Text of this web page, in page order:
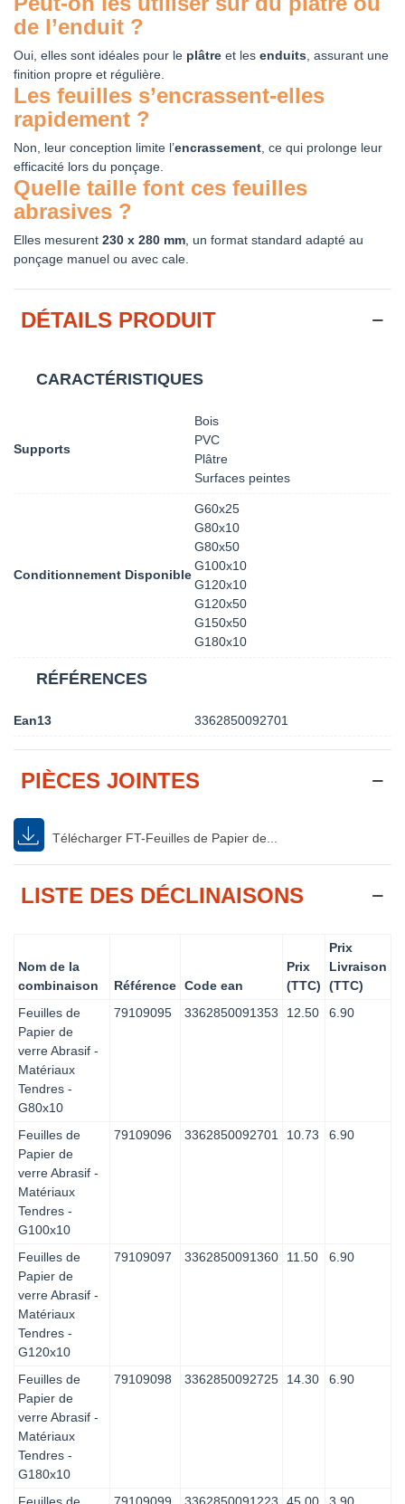
de l’enduit ?
Oui, elles sont idéales pour le plâtre et les enduits , assurant une
finition propre et régulière.
Les feuilles s’encrassent-elles
rapidement ?
Non, leur conception limite l’encrassement , ce qui prolonge leur
efficacité lors du ponçage.
Quelle taille font ces feuilles
abrasives ?
Elles mesurent 230 x 280 mm , un format standard adapté au
ponçage manuel ou avec cale.
DÉTAILS PRODUIT
CARACTÉRISTIQUES
Supports
Bois
PVC
Plâtre
Surfaces peintes
Conditionnement Disponible
G60x25
G80x10
G80x50
G100x10
G120x10
G120x50
G150x50
G180x10
RÉFÉRENCES
Ean13 3362850092701
PIÈCES JOINTES
Télécharger FT-Feuilles de Papier de...
LISTE DES DÉCLINAISONS
Nom de la
combinaison
Référence Code ean
Prix
(TTC)
Prix
Livraison
(TTC)
Feuilles de
Papier de
verre Abrasif -
Matériaux
Tendres -
G80x10
79109095 3362850091353 12.50 6.90
Feuilles de
Papier de
verre Abrasif -
Matériaux
Tendres -
G100x10
79109096 3362850092701 10.73 6.90
Feuilles de
Papier de
verre Abrasif -
Matériaux
Tendres -
G120x10
79109097 3362850091360 11.50 6.90
Feuilles de
Papier de
verre Abrasif -
Matériaux
Tendres -
G180x10
79109098 3362850092725 14.30 6.90
Feuilles de 79109099 3362850091223 45.00 3.90